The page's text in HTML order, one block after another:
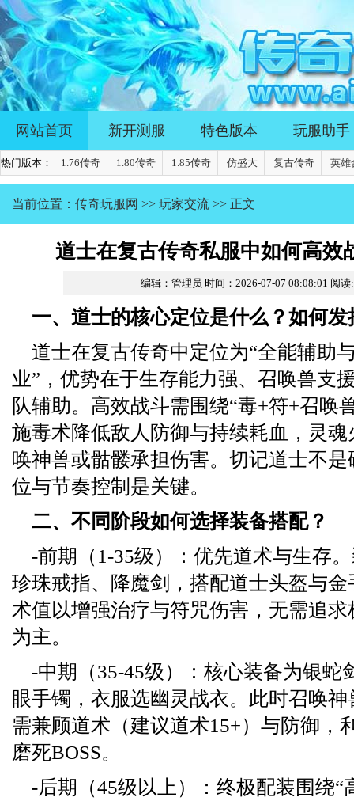
网站首页 新开测服 特色版本 玩服助手
热门版本： 1.76传奇 1.80传奇 1.85传奇 仿盛大 复古传奇 英雄
当前位置： 传奇玩服网 >> 玩家交流 >> 正文
道士在复古传奇私服中如何高效
编辑：管理员 时间：2026-07-07 08:08:01 阅
一、道士的核心定位是什么？如何发
道士在复古传奇中定位为“全能辅助
业”，优势在于生存能力强、召唤兽支
队辅助。高效战斗需围绕“毒+符+召唤
施毒术降低敌人防御与持续耗血，灵
唤神兽或骷髅承担伤害。切记道士不
位与节奏控制是关键。
二、不同阶段如何选择装备搭配？
-前期（1-35级）：优先道术与生存
珍珠戒指、降魔剑，搭配道士头盔与
术值以增强治疗与符咒伤害，无需追
为主。
-中期（35-45级）：核心装备为银蛇
眼手镯，衣服选幽灵战衣。此时召唤
需兼顾道术（建议道术15+）与防御，
磨死BOSS。
-后期（45级以上）：终极配装围绕“